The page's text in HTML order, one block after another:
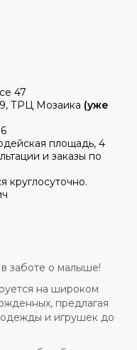
47
9, ТРЦ Мозаика (уже
площадь, 4
и заказы по
круглосуточно.
заботе о малыше!
на широком
предлагая
одежды и игрушек до